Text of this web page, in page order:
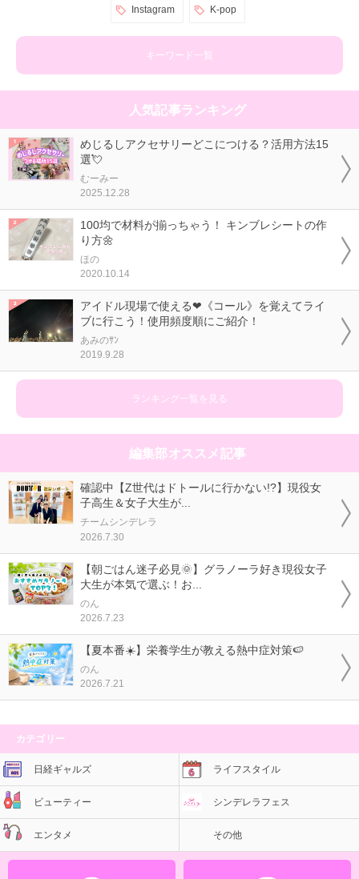
Instagram K-pop
キーワード一覧
人気記事ランキング
めじるしアクセサリーどこにつける？活用方法15
選💘
むーみー
2025.12.28
100均で材料が揃っちゃう！ キンブレシートの作
り方🌼
ほの
2020.10.14
アイドル現場で使える❤《コール》を覚えてライ
ブに行こう！使用頻度順にご紹介！
あみのｻﾝ
2019.9.28
ランキング一覧を見る
編集部オススメ記事
確認中【Z世代はドトールに行かない!?】現役女
子高生＆女子大生が...
チームシンデレラ
2026.7.30
【朝ごはん迷子必見🌞】グラノーラ好き現役女子
大生が本気で選ぶ！お...
のん
2026.7.23
【夏本番☀️】栄養学生が教える熱中症対策🍉
のん
2026.7.21
カテゴリー
日経ギャルズ ライフスタイル
ビューティー シンデレラフェス
エンタメ その他